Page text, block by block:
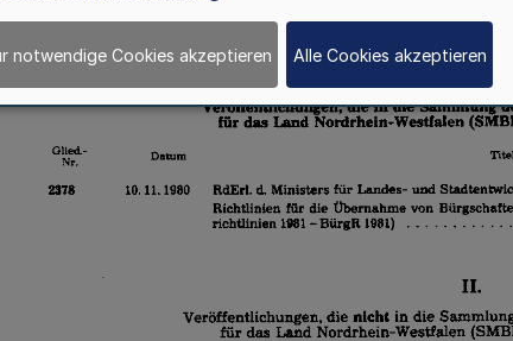
notwendige Cookies akzeptieren Alle Cookies akzeptieren